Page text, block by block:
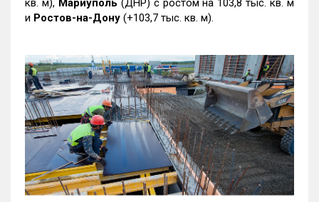
кв. м), Мариуполь (ДНР) с ростом на 103,8 тыс. кв. м
и Ростов-на-Дону (+103,7 тыс. кв. м).